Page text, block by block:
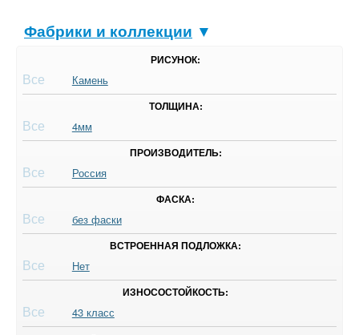
Фабрики и коллекции ▼
РИСУНОК:
Все Камень
ТОЛЩИНА:
Все 4мм
ПРОИЗВОДИТЕЛЬ:
Все Россия
ФАСКА:
Все без фаски
ВСТРОЕННАЯ ПОДЛОЖКА:
Все Нет
ИЗНОСОСТОЙКОСТЬ:
Все 43 класс